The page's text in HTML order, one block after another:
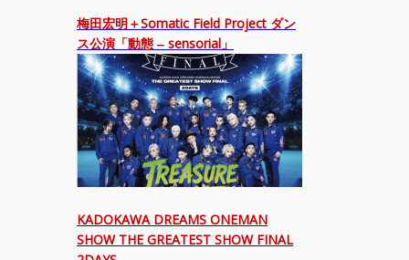
梅田宏明＋Somatic Field Project ダン
ス公演「動態 ‒ sensorial」
KADOKAWA DREAMS ONEMAN
SHOW THE GREATEST SHOW FINAL